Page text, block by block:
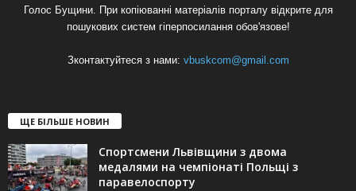
Голос Бущини. При копіюванні матеріалів порталу відкрите для
пошукових систем гіперпосилання обов'язове!
Зконтактуйтеся з нами: vbuskcom@gmail.com
ЩЕ БІЛЬШЕ НОВИН
Спортсмени Львівщини з двома
медалями на чемпіонаті Польщі з
паравелоспорту